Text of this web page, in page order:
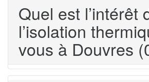
Quel est l’intérêt
l’isolation
vous à Douvres